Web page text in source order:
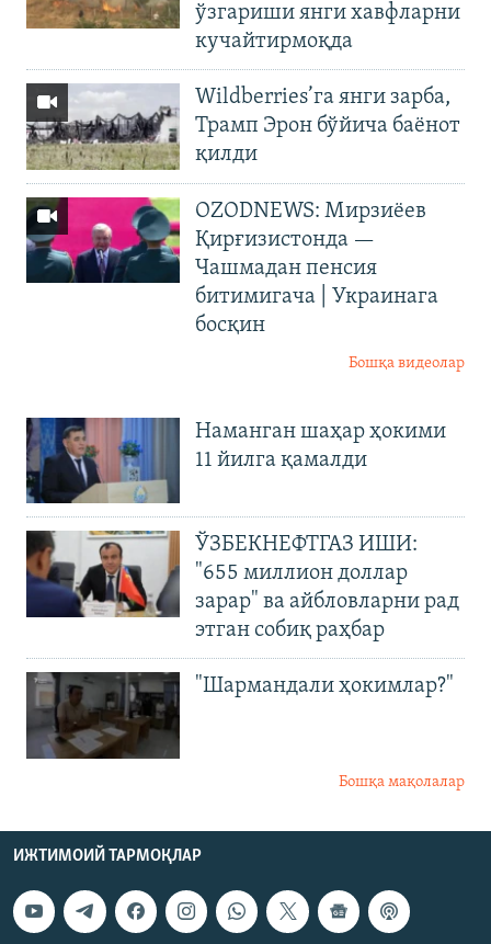
ўзгариши янги хавфларни
кучайтирмоқда
Wildberries’га янги зарба,
Трамп Эрон бўйича баёнот
қилди
OZODNEWS: Мирзиёев
Қирғизистонда —
Чашмадан пенсия
битимигача | Украинага
босқин
Бошқа видеолар
Наманган шаҳар ҳокими
11 йилга қамалди
ЎЗБЕКНЕФТГАЗ ИШИ:
"655 миллион доллар
зарар" ва айбловларни рад
этган собиқ раҳбар
"Шармандали ҳокимлар?"
Бошқа мақолалар
ИЖТИМОИЙ ТАРМОҚЛАР